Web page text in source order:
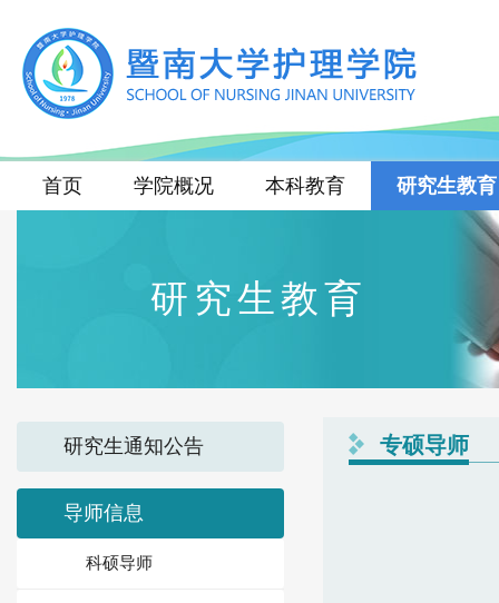
首页 学院概况 本科教育 研究生教育
研究生教育
研究生通知公告
导师信息
科硕导师
专硕导师